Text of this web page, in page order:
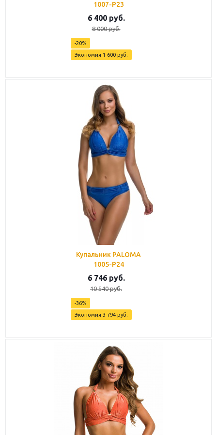
1007-P23
6 400руб.
8 000руб.
-20%
Экономия 1 600руб.
Купальник PALOMA
1005-P24
6 746руб.
10 540руб.
-36%
Экономия 3 794руб.